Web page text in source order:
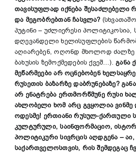
თავისუფლად იქნება შესაძლებელი
და მეგობრებთანჩასვლა?
პუტინი – უძლიერესი
დღევანდელი ხელისუფლების
აღიარებენ, ოღონდ მხოლოდ ძალზე
ბახუსის ზემოქმედების ქვეშ…). განა
მეწარმეები არ ოცნებობენ
რუსეთის ბაზარზე დაბრუნებაზე?
არ ენატრება ერთმორწმუნე რუსი
ახლობელი ხომ არც გვყოლია ვინმე
ოდესმე! ერთიანი რუსულ-ქართული
კულტურული, საინფორმაციო,
პოლიტიკური სივრცის აღდგენა –აი,
საქართველოსთვის, რის შემდეგაც